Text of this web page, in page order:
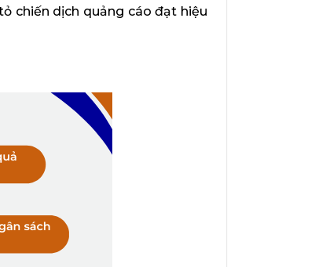
chiến dịch quảng cáo đạt hiệu